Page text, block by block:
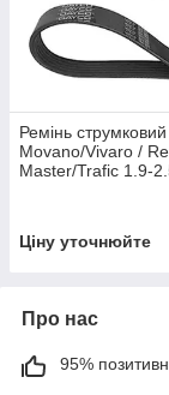
Ремінь
Movano/Vivaro /
Master/Trafic 1.9-
Ціну уточнюйте
Про нас
95%